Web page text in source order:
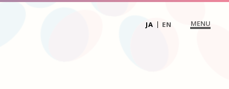
MENU
JA EN